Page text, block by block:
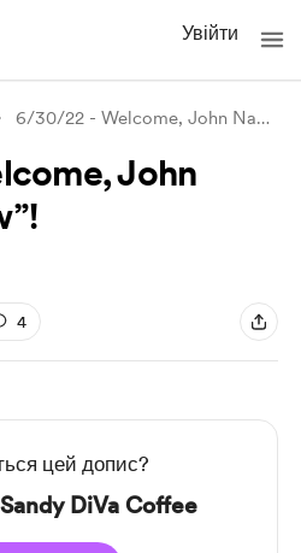
Увійти
6/30/22 - Welcome, John Nada & “
John
4
цей допис?
DiVa Coffee